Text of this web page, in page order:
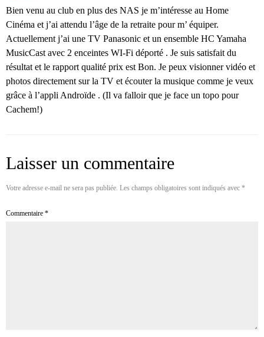
Bien venu au club en plus des NAS je m’intéresse au Home
Cinéma et j’ai attendu l’âge de la retraite pour m’ équiper.
Actuellement j’ai une TV Panasonic et un ensemble HC Yamaha
MusicCast avec 2 enceintes WI-Fi déporté . Je suis satisfait du
résultat et le rapport qualité prix est Bon. Je peux visionner vidéo et
photos directement sur la TV et écouter la musique comme je veux
grâce à l’appli Androïde . (Il va falloir que je face un topo pour
Cachem!)
Laisser un commentaire
Votre adresse e-mail ne sera pas publiée. Les champs obligatoires sont indiqués avec *
Commentaire *